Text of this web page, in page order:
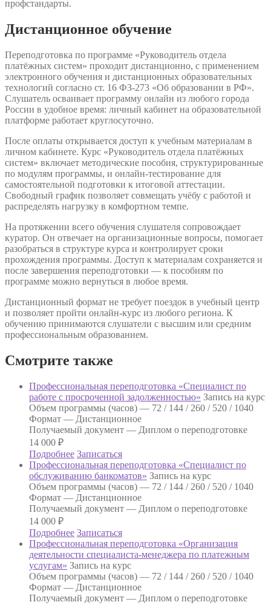
профстандарты.
Дистанционное обучение
Переподготовка по программе «Руководитель отдела
платёжных систем» проходит дистанционно, с применением
электронного обучения и дистанционных образовательных
технологий согласно ст. 16 ФЗ-273 «Об образовании в РФ».
Слушатель осваивает программу онлайн из любого города
России в удобное время: личный кабинет на образовательной
платформе работает круглосуточно.
После оплаты открывается доступ к учебным материалам в
личном кабинете. Курс «Руководитель отдела платёжных
систем» включает методические пособия, структурированные
по модулям программы, и онлайн-тестирование для
самостоятельной подготовки к итоговой аттестации.
Свободный график позволяет совмещать учёбу с работой и
распределять нагрузку в комфортном темпе.
На протяжении всего обучения слушателя сопровождает
куратор. Он отвечает на организационные вопросы, помогает
разобраться в структуре курса и контролирует сроки
прохождения программы. Доступ к материалам сохраняется и
после завершения переподготовки — к пособиям по
программе можно вернуться в любое время.
Дистанционный формат не требует поездок в учебный центр
и позволяет пройти онлайн-курс из любого региона. К
обучению принимаются слушатели с высшим или средним
профессиональным образованием.
Смотрите также
Профессиональная переподготовка «Специалист по
работе с просроченной задолженностью» Запись на курс
Объем программы (часов) — 72 / 144 / 260 / 520 / 1040
Формат — Дистанционное
Получаемый документ — Диплом о переподготовке
14 000 ₽
Подробнее Записаться
Профессиональная переподготовка «Специалист по
обслуживанию банкоматов» Запись на курс
Объем программы (часов) — 72 / 144 / 260 / 520 / 1040
Формат — Дистанционное
Получаемый документ — Диплом о переподготовке
14 000 ₽
Подробнее Записаться
Профессиональная переподготовка «Организация
деятельности специалиста-менеджера по платежным
услугам» Запись на курс
Объем программы (часов) — 72 / 144 / 260 / 520 / 1040
Формат — Дистанционное
Получаемый документ — Диплом о переподготовке